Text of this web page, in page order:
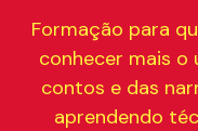
Formação para
conhecer mais o
contos e das
aprendendo